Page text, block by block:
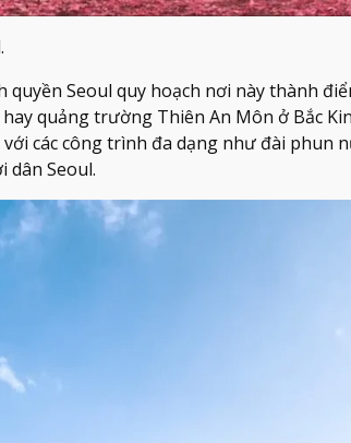
quyền Seoul quy hoạch nơi này thành
quảng trường Thiên An Môn ở Bắc
các công trình đa dạng như đài phun
Seoul.